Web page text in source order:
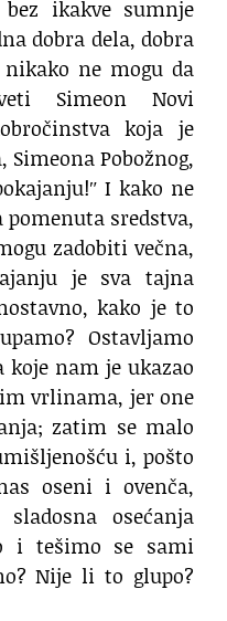
ikakve sumnje
dobra dela, dobra
ne mogu da
Simeon Novi
koja je
Pobožnog,
I kako ne
sredstva,
zadobiti večna,
je sva tajna
kako je to
Ostavljamo
koje nam je ukazao
vrlinama, jer one
zatim se malo
i, pošto
oseni i ovenča,
osećanja
i tešimo se sami
Nije li to glupo?